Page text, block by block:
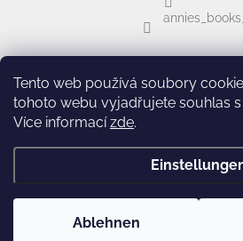
Tento web používá soubory
tohoto webu vyjadřujete souhlas s
Více informacízde.
Ablehnen
Erstellt von Shoptet
Einstellungen